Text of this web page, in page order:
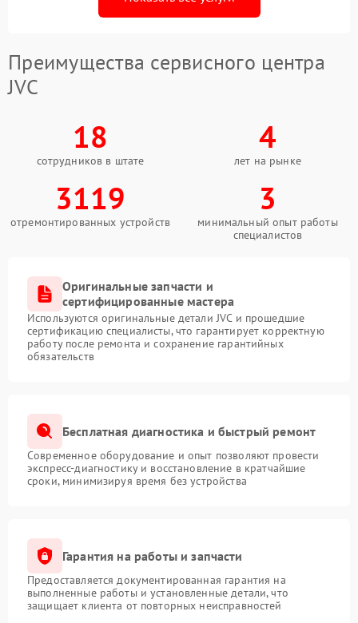
Преимущества сервисного центра
JVC
18
сотрудников в штате
4
лет на рынке
3119
отремонтированных устройств
3
минимальный опыт работы
специалистов
Оригинальные запчасти и
сертифицированные мастера
Используются оригинальные детали JVC и прошедшие
сертификацию специалисты, что гарантирует корректную
работу после ремонта и сохранение гарантийных
обязательств
Бесплатная диагностика и быстрый ремонт
Современное оборудование и опыт позволяют провести
экспресс-диагностику и восстановление в кратчайшие
сроки, минимизируя время без устройства
Гарантия на работы и запчасти
Предоставляется документированная гарантия на
выполненные работы и установленные детали, что
защищает клиента от повторных неисправностей